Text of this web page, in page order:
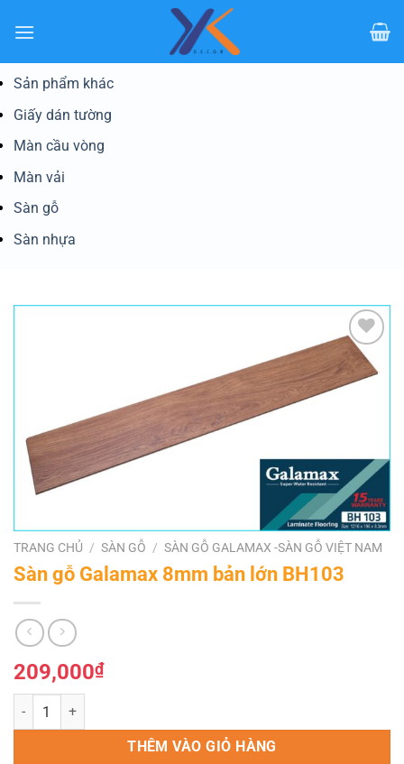
qua
dungSản phẩm khác
Giấy dán tường
Màn cầu vòng
Màn vải
Sàn gỗ
Sàn nhựa
Yêu
thích
TRANG CHỦ / SÀN GỖ / SÀN GỖ GALAMAX -SÀN GỖ VIỆT NAM
Sàn gỗ Galamax 8mm bản lớn BH103
209,000₫
Sàn gỗ Galamax 8mm bản lớn BH103 số lượng
THÊM VÀO GIỎ HÀNG